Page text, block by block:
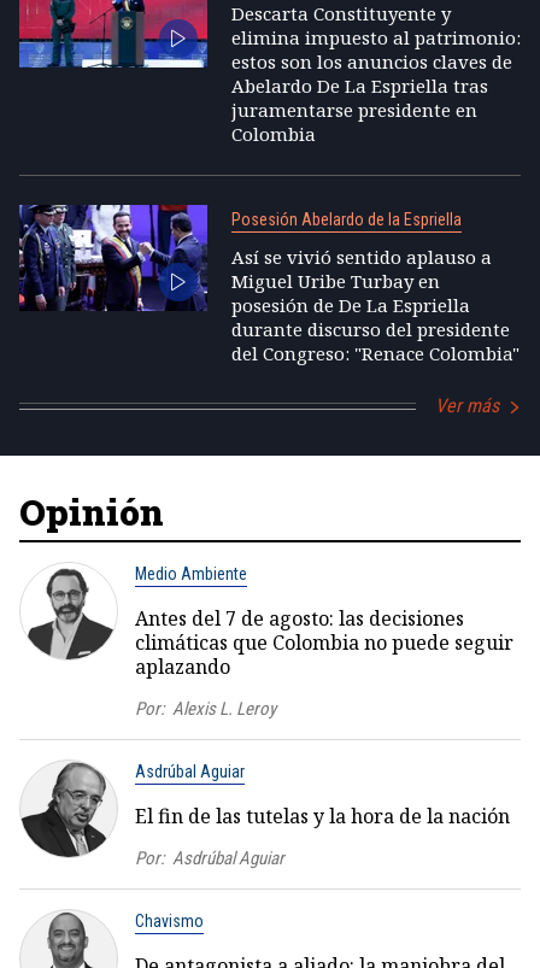
Descarta Constituyente y
elimina impuesto al patrimonio:
estos son los anuncios claves de
Abelardo De La Espriella tras
juramentarse presidente en
Colombia
Posesión Abelardo de la Espriella
Así se vivió sentido aplauso a
Miguel Uribe Turbay en
posesión de De La Espriella
durante discurso del presidente
del Congreso: "Renace Colombia"
Ver más
Opinión
Medio Ambiente
Antes del 7 de agosto: las decisiones
climáticas que Colombia no puede seguir
aplazando
Por: Alexis L. Leroy
Asdrúbal Aguiar
El fin de las tutelas y la hora de la nación
Por: Asdrúbal Aguiar
Chavismo